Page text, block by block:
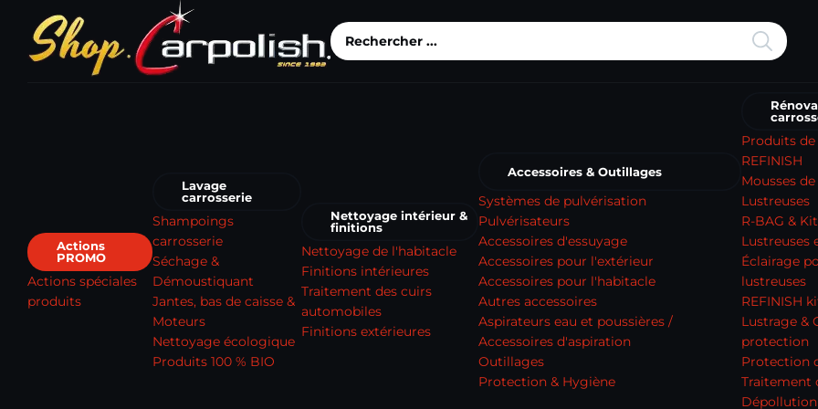
Actions
PROMO
Actions spéciales
produits
Lavage
carrosserie
Shampoings
carrosserie
Séchage &
Démoustiquant
Jantes, bas de caisse &
Moteurs
Nettoyage écologique
Produits 100 % BIO
Nettoyage intérieur &
finitions
Nettoyage de l'habitacle
Finitions intérieures
Traitement des cuirs
automobiles
Finitions extérieures
Accessoires & Outillages
Systèmes de pulvérisation
Pulvérisateurs
Accessoires d'essuyage
Accessoires pour l'extérieur
Accessoires pour l'habitacle
Autres accessoires
Aspirateurs eau et poussières /
Accessoires d'aspiration
Outillages
Protection & Hygiène
Produits
REFINISH
Mousses
Lustreuses
R-BAG &
Lustreuses
Éclairage
lustreuses
REFINISH
Lustrage &
protection
Protection
Traitement